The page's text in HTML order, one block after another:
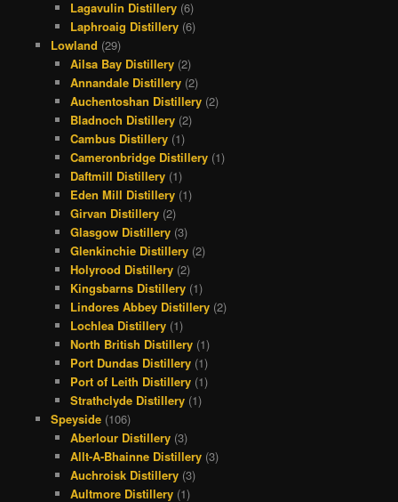
Lagavulin Distillery (6)
Laphroaig Distillery (6)
Lowland (29)
Ailsa Bay Distillery (2)
Annandale Distillery (2)
Auchentoshan Distillery (2)
Bladnoch Distillery (2)
Cambus Distillery (1)
Cameronbridge Distillery (1)
Daftmill Distillery (1)
Eden Mill Distillery (1)
Girvan Distillery (2)
Glasgow Distillery (3)
Glenkinchie Distillery (2)
Holyrood Distillery (2)
Kingsbarns Distillery (1)
Lindores Abbey Distillery (2)
Lochlea Distillery (1)
North British Distillery (1)
Port Dundas Distillery (1)
Port of Leith Distillery (1)
Strathclyde Distillery (1)
Speyside(106)
Aberlour Distillery (3)
Allt-A-Bhainne Distillery (3)
Auchroisk Distillery (3)
Aultmore Distillery (1)